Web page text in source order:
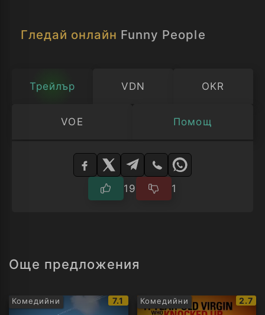
Гледай онлайн Funny People
Трейлър VDN OKR
VOE Помощ
Изберете
19 1
Още предложения
Комедийни
IMDb
рейтинг:
7.1 Комедийни
IMDb
2.7